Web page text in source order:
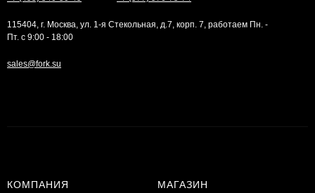
115404, г. Москва, ул. 1-я Стекольная, д.7, корп. 7, работаем Пн. -
Пт. с 9:00 - 18:00
sales@fork.su
КОМПАНИЯ МАГАЗИН